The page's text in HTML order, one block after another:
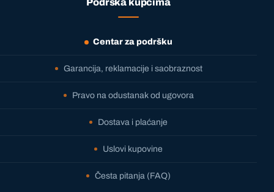
Centar za podršku
Garancija, reklamacije i saobraznost
Pravo na odustanak od ugovora
Dostava i plaćanje
Uslovi kupovine
Česta pitanja (FAQ)